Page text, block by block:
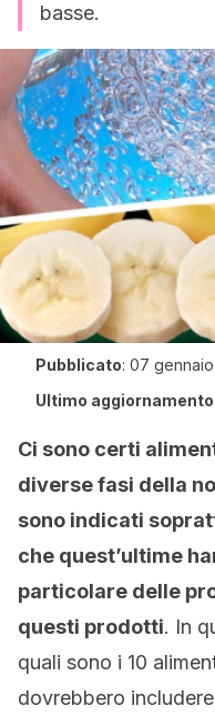
basse.
Pubblicato: 07
Ultimo
Ci sono certi
diverse fasi della
sono indicati
che quest’ultime
particolare delle
questi prodotti. In
quali sono i 10
dovrebbero